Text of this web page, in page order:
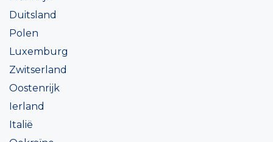
Duitsland
Polen
Luxemburg
Zwitserland
Oostenrijk
Ierland
Italië